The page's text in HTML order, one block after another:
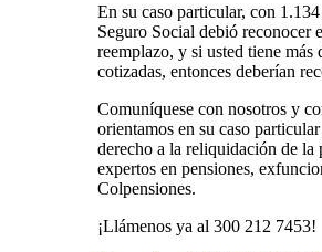
En su caso particular, con
Seguro Social debió reconocer
reemplazo, y si usted tiene más
cotizadas, entonces deberían
Comuníquese con nosotros y
orientamos en su caso
derecho a la reliquidación de la
expertos en pensiones,
Colpensiones.
¡Llámenos ya al 300 212 7453!